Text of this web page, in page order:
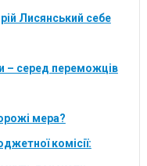
Лисянський себе
– серед переможців
мера?
комісії: